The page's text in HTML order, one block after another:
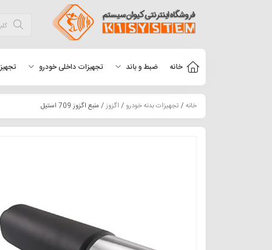
خانه ضبط و باند تجهیزات داخلی خودرو
خانه/تجهیزات بدنه خودرو/ اگزوز/ منبع اگزوز 709 استیل